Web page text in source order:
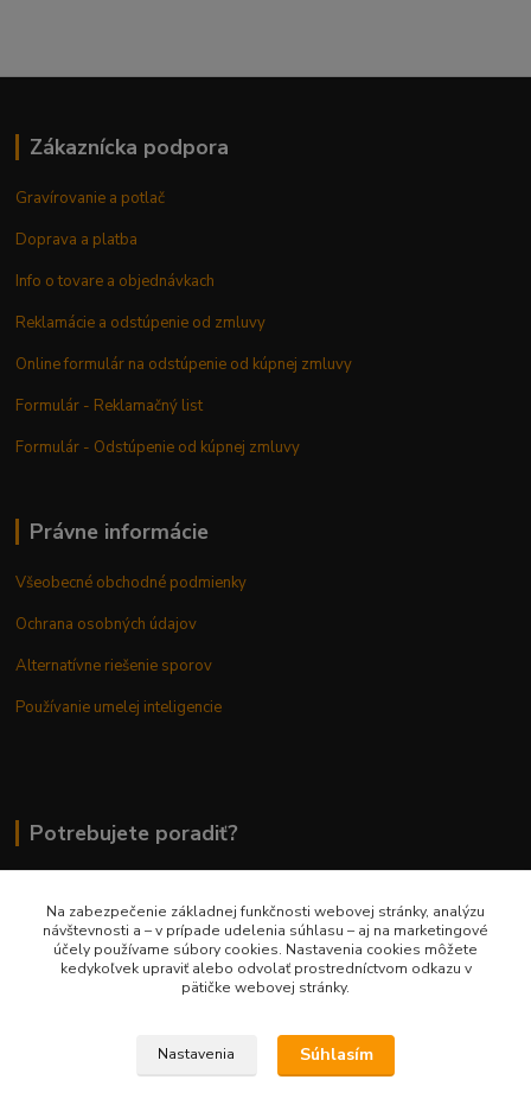
Zákaznícka podpora
Gravírovanie a potlač
Doprava a platba
Info o tovare a objednávkach
Reklamácie a odstúpenie od zmluvy
Online formulár na odstúpenie od kúpnej zmluvy
Formulár - Reklamačný list
Formulár - Odstúpenie od kúpnej zmluvy
Právne informácie
Všeobecné obchodné podmienky
Ochrana osobných údajov
Alternatívne riešenie sporov
Používanie umelej inteligencie
Potrebujete poradiť?
0948 236 042
info@margaretkashop.sk
Na zabezpečenie základnej funkčnosti webovej stránky, analýzu
návštevnosti a – v prípade udelenia súhlasu – aj na marketingové
účely používame súbory cookies. Nastavenia cookies môžete
kedykoľvek upraviť alebo odvolať prostredníctvom odkazu v
pätičke webovej stránky.
Nastavenia Súhlasím